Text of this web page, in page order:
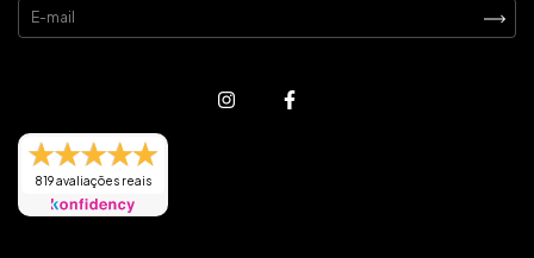
819 avaliações reais